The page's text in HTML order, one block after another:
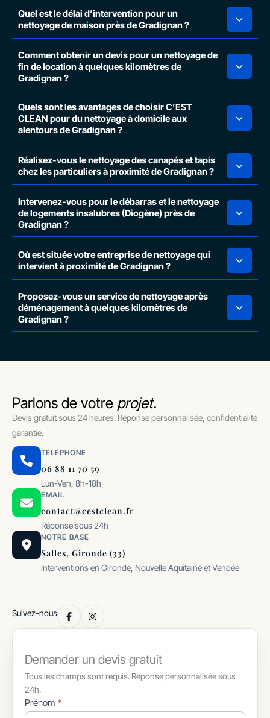
Quel est le délai d’intervention pour un
nettoyage de maison près de Gradignan ?
Comment obtenir un devis pour un nettoyage de
fin de location à quelques kilomètres de
Gradignan ?
Quels sont les avantages de choisir C’EST
CLEAN pour du nettoyage à domicile aux
alentours de Gradignan ?
Réalisez-vous le nettoyage des canapés et tapis
chez les particuliers à proximité de Gradignan ?
Intervenez-vous pour le débarras et le nettoyage
de logements insalubres (Diogène) près de
Gradignan ?
Où est située votre entreprise de nettoyage qui
intervient à proximité de Gradignan ?
Proposez-vous un service de nettoyage après
déménagement à quelques kilomètres de
Gradignan ?
Parlons de votre projet.
Devis gratuit sous 24 heures. Réponse personnalisée, confidentialité
garantie.
TÉLÉPHONE
06 88 11 70 59
Lun-Ven, 8h-18h
EMAIL
contact@cestclean.fr
Réponse sous 24h
NOTRE BASE
Salles, Gironde (33)
Interventions en Gironde, Nouvelle Aquitaine et Vendée
Suivez-nous
Demander un devis gratuit
Tous les champs sont requis. Réponse personnalisée sous
24h.
Formulaire
simple
Prénom *